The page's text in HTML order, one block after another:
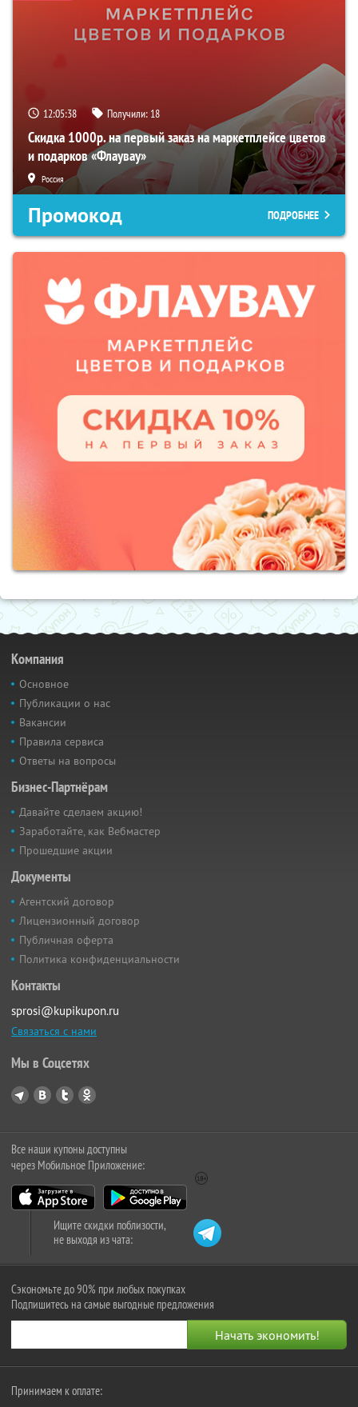
12:05:38 Получили: 18
Скидка 1000р. на первый заказ на маркетплейсе цветов
и подарков «Флаувау»
Россия
Промокод ПОДРОБНЕЕ
Компания
Основное
Публикации о нас
Вакансии
Правила сервиса
Ответы на вопросы
Бизнес-Партнёрам
Давайте сделаем акцию!
Заработайте, как Вебмастер
Прошедшие акции
Документы
Агентский договор
Лицензионный договор
Публичная оферта
Политика конфиденциальности
Контакты
sprosi@kupikupon.ru
Связаться с нами
Мы в Соцсетях
Все наши купоны доступны
через Мобильное Приложение:
Ищите скидки поблизости,
не выходя из чата:
Сэкономьте до 90% при любых покупках
Подпишитесь на самые выгодные предложения
Принимаем к оплате: